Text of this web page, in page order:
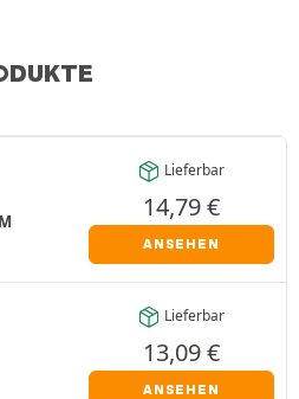
Lieferbar
14,79€
ANSEHEN
Lieferbar
13,09€
ANSEHEN